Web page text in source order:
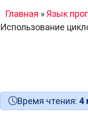
Главная » Язык
Использование
Время чтения: 4